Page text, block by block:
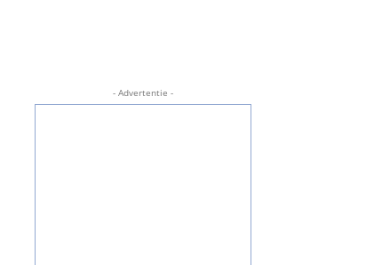
- Advertentie -